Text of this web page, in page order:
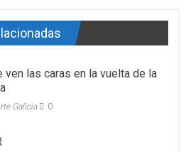
ven las caras en la vuelta de la
Galicia 0